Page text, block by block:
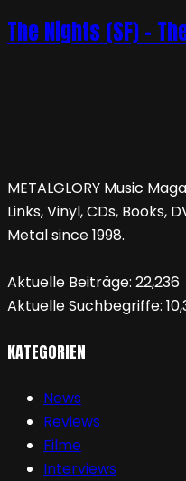
The Nights (SF) –
METALGLORY Music
Links, Vinyl, CDs, Books,
Metal since 1998.
Aktuelle Beiträge: 22,236
Aktuelle Suchbegriffe:
KATEGORIEN
News
Reviews
Filme
Interviews